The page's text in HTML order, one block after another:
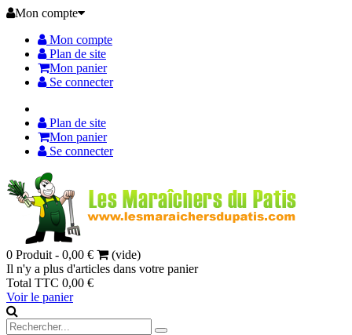
Mon compte
Mon compte
Plan de site
Mon panier
Se connecter
Plan de site
Mon panier
Se connecter
0 Produit - 0,00 €
(vide)
Il n'y a plus d'articles dans votre panier
Total TTC 0,00 €
Voir le panier